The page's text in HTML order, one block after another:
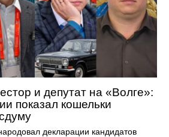
и депутат на «Волге»:
показал кошельки
декларации кандидатов